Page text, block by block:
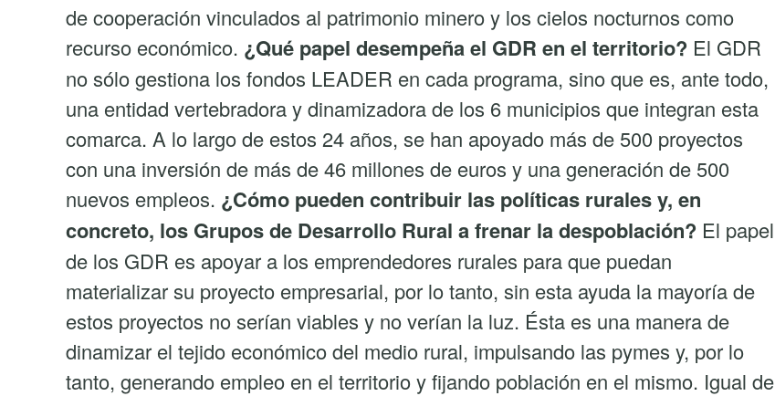
de cooperación vinculados al patrimonio minero y los cielos nocturnos como
recurso económico. ¿Qué papel desempeña el GDR en el territorio? El GDR
no sólo gestiona los fondos LEADER en cada programa, sino que es, ante todo,
una entidad vertebradora y dinamizadora de los 6 municipios que integran esta
comarca. A lo largo de estos 24 años, se han apoyado más de 500 proyectos
con una inversión de más de 46 millones de euros y una generación de 500
nuevos empleos. ¿Cómo pueden contribuir las políticas rurales y, en
concreto, los Grupos de Desarrollo Rural a frenar la despoblación? El papel
de los GDR es apoyar a los emprendedores rurales para que puedan
materializar su proyecto empresarial, por lo tanto, sin esta ayuda la mayoría de
estos proyectos no serían viables y no verían la luz. Ésta es una manera de
dinamizar el tejido económico del medio rural, impulsando las pymes y, por lo
tanto, generando empleo en el territorio y fijando población en el mismo. Igual de